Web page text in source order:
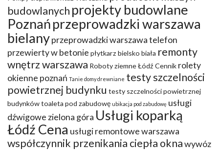
budowlanych projekty budowlane
Poznańprzeprowadzki warszawa
bielanyprzeprowadzki warszawa telefon
przewierty w betonie płytkarz bielsko biała remonty
wnętrz warszawa Roboty ziemne Łódź Cennik rolety
okienne poznań Tanie domy drewniane testy szczelności
powietrznej budynku testy szczelności powietrznej
budynkówtoaleta pod zabudowę ubikacja pod zabudowę usługi
dźwigowe zielona góra Usługi koparką
Łódź Cena usługi remontowe warszawa
współczynnik przenikania ciepła oknawywóz